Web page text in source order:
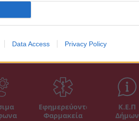
Data Access Privacy Policy
Εφημερεύοντα
Φαρμακεία
Κ.Ε.Π
Δήμων